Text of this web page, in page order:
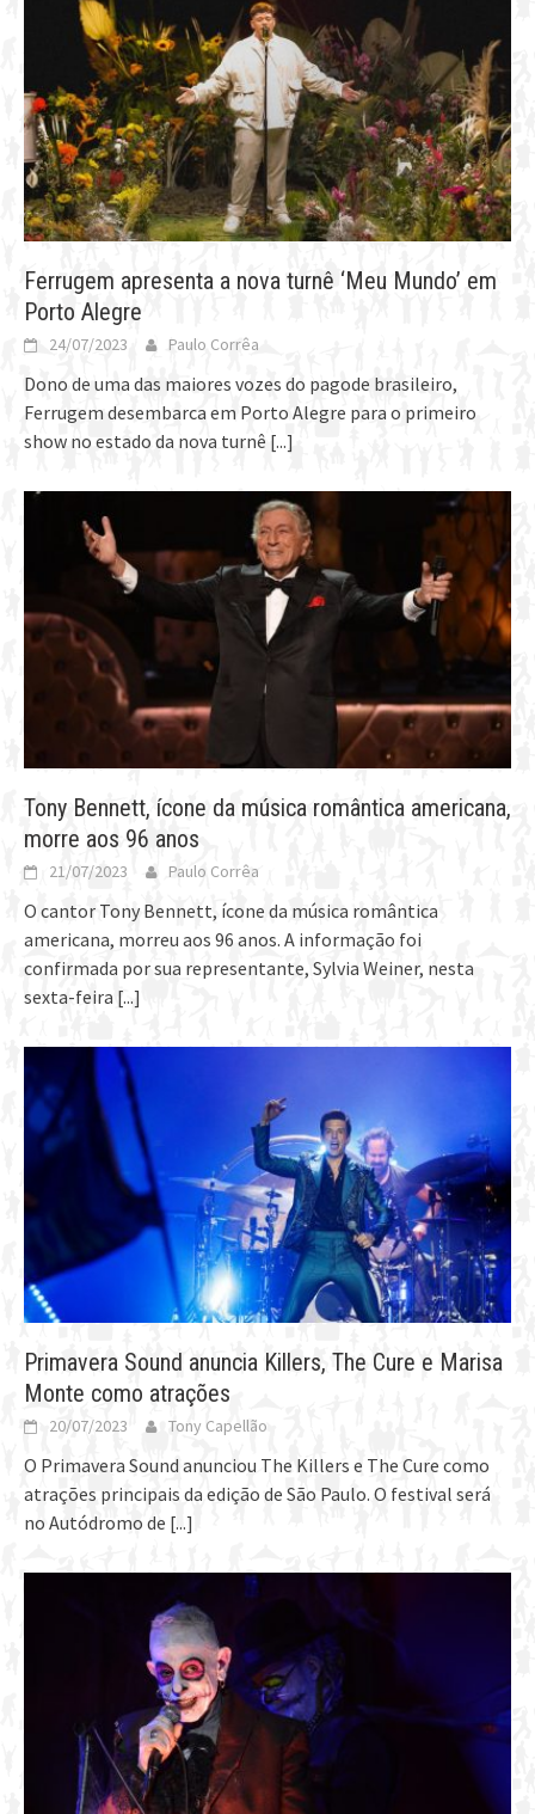
Ferrugem apresenta a nova turnê ‘Meu Mundo’ em
Porto Alegre
24/07/2023 Paulo Corrêa
Dono de uma das maiores vozes do pagode brasileiro,
Ferrugem desembarca em Porto Alegre para o primeiro
show no estado da nova turnê [...]
Tony Bennett, ícone da música romântica americana,
morre aos 96 anos
21/07/2023 Paulo Corrêa
O cantor Tony Bennett, ícone da música romântica
americana, morreu aos 96 anos. A informação foi
confirmada por sua representante, Sylvia Weiner, nesta
sexta-feira [...]
Primavera Sound anuncia Killers, The Cure e Marisa
Monte como atrações
20/07/2023 Tony Capellão
O Primavera Sound anunciou The Killers e The Cure como
atrações principais da edição de São Paulo. O festival será
no Autódromo de [...]